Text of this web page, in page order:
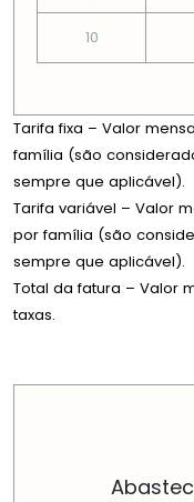
10
Tarifa fixa – Valor
família (são
sempre que aplicável).
Tarifa variável – Valor
por família (são
sempre que aplicável).
Total da fatura – Valor
taxas.